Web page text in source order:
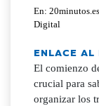
En: 20minutos.es
Digital
ENLACE AL
El comienzo
crucial para
organizar los